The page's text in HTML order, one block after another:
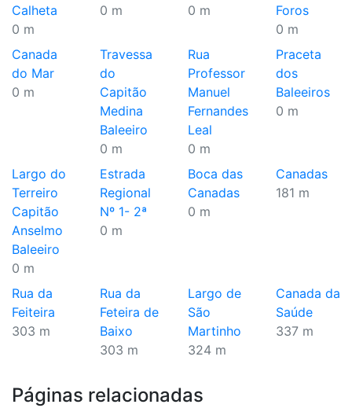
Calheta
0 m
0 m
0 m
Foros
0 m
Canada
do Mar
0 m
Travessa
do
Capitão
Medina
Baleeiro
0 m
Rua
Professor
Manuel
Fernandes
Leal
0 m
Praceta
dos
Baleeiros
0 m
Largo do
Terreiro
Capitão
Anselmo
Baleeiro
0 m
Estrada
Regional
Nº 1- 2ª
0 m
Boca das
Canadas
0 m
Canadas
181 m
Rua da
Feiteira
303 m
Rua da
Feteira de
Baixo
303 m
Largo de
São
Martinho
324 m
Canada da
Saúde
337 m
Páginas relacionadas